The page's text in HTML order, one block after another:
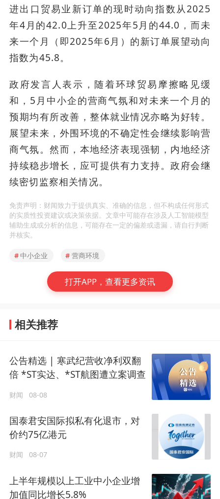
进出口贸易业新订单的现时动向指数从2025
年4月的42.0上升至2025年5月的44.0，而未
来一个月（即2025年6月）的新订单展望动向
指数为45.8。
政府发言人表示，随着环球贸易摩擦略见缓
和，5月中小企的营商气氛和对未来一个月的
预期均有所改善，整体就业情况亦略为好转。
展望未来，外围环境的不确定性会继续影响营
商气氛。然而，本地经济表现强韧，内地经济
持续稳步增长，应可提供有力支持。政府会继
续密切监察相关情况。
免责声明：财闻致力于提供真实、准确的信息，但不构成任何形式
的实质性投资建议或决策依据。文章中可能存在涉及人工智能模型
辅助生成或分析的信息，可能存在一定的偏差或遗漏，请自行判断
并核实。
#中小企业 # 营商环境
打开APP，查看更多资讯
相关推荐
公告精选 | 寒武纪营收净利双翻
倍 *ST实达、*ST航图遭立案调查
财闻 08-08
国泰君安国际拟私有化退市，对
价约75亿港元
财闻 08-07
上半年规模以上工业中小企业增
加值同比增长5.8%